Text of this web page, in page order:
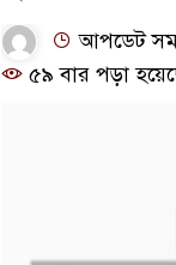
আপডেট
৫৯ বার পড়া